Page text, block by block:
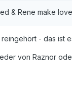
& Rene make
- das ist
von Raznor